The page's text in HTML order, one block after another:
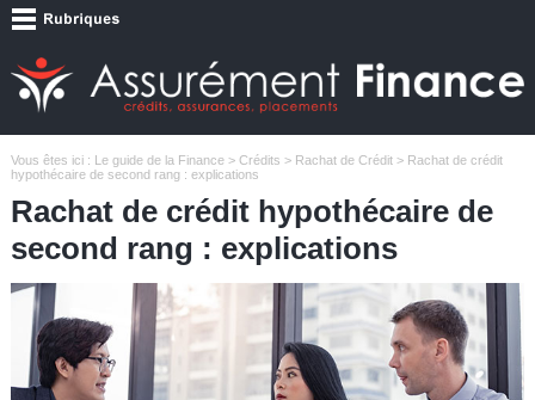
Vous êtes ici : Le guide de la Finance> Crédits > Rachat de Crédit> Rachat de crédit
hypothécaire de second rang : explications
Rachat de crédit hypothécaire de
second rang : explications